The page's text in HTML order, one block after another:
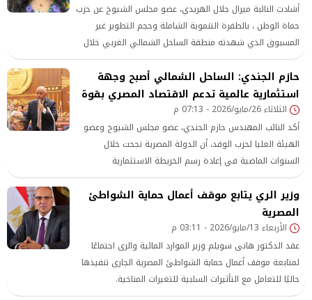
​أشادت النائبة ميرال جلال الهريدي، عضو مجلس الشيوخ عن حزب
حماة الوطن ، بالطفرة التنموية الشاملة وحجم التطوير غير
المسبوق الذي شهدته منطقة الساحل الشمالي الغربي خلال
الفترة الأخيرة
حازم الجندي: الساحل الشمالي أصبح وجهة
استثمارية عالمية تدعم الاقتصاد المصري بقوة
الثلاثاء 26/مايو/2026 - 07:13 م
أكد النائب المهندس حازم الجندي، عضو مجلس الشيوخ وعضو
الهيئة العليا لحزب الوفد، أن الدولة المصرية نجحت خلال
السنوات الماضية في إعادة رسم الخريطة الاستثمارية
والسياحية لمنطقة الساحل الشمالي الغربي، مشيرًا إلى أن ما
تحقق على أرض الواقع يعكس رؤية استراتيجية واضحة تبنتها
القيادة السياسية بقيادة عبد الفتاح السيسي
وزير الري يتابع موقف أعمال حماية الشواطئ
المصرية
الأربعاء 13/مايو/2026 - 03:11 م
عقد الدكتور هانى سويلم وزير الموارد المائية والرى اجتماعًا
لمتابعة موقف أعمال حماية الشواطئ المصرية الجارى تنفيذها
حاليًا للتعامل مع التأثيرات السلبية للتغيرات المناخية.